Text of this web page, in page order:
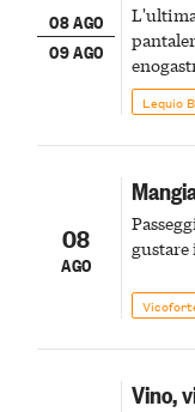
08 AGO
09 AGO
Lequio
08
AGO
Vino,